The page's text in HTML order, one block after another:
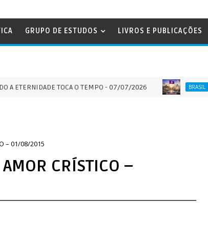
GRUPO DE ESTUDOS LIVROS E PUBLICAÇÕES
TOCA O TEMPO - 07/07/2026 BRASIL Série
– 01/08/2015
CRÍSTICO –